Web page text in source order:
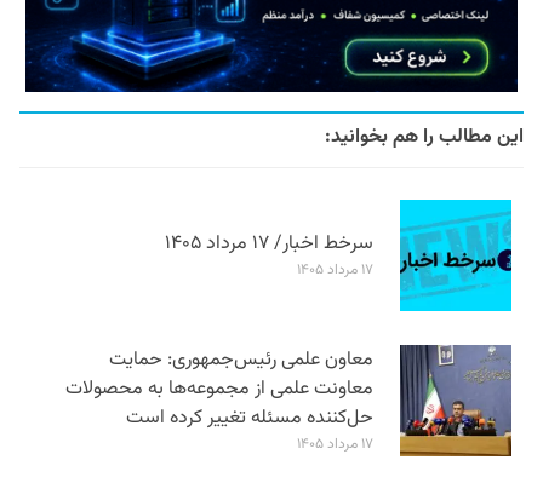
این مطالب را هم بخوانید:
سرخط اخبار/ ۱۷ مرداد ۱۴۰۵
۱۷ مرداد ۱۴۰۵
معاون علمی رئیس‌جمهوری: حمایت
معاونت علمی از مجموعه‌ها به محصولات
حل‌کننده مسئله تغییر کرده است
۱۷ مرداد ۱۴۰۵